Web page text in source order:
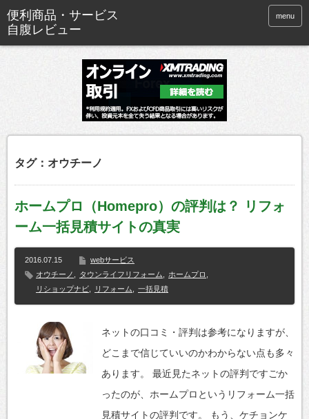
便利商品・サービス
自腹レビュー
menu
タグ：オウチーノ
ホームプロ（Homepro）の評判は？ リフォ
ーム一括見積サイトの真実
2016.07.15
webサービス
オウチーノ
タウンライフリフォーム ホームプロ
リショップナビ
リフォーム 一括見積
ネットの口コミ・評判は参考になりますが、
どこまで信じていいのかわからない点も多々
あります。 最近見たネットの評判ですごか
ったのが、ホームプロというリフォーム一括
見積サイトの評判です。 もう、ケチョンケ